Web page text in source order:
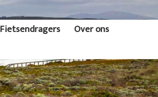
Fietsendragers
Over ons